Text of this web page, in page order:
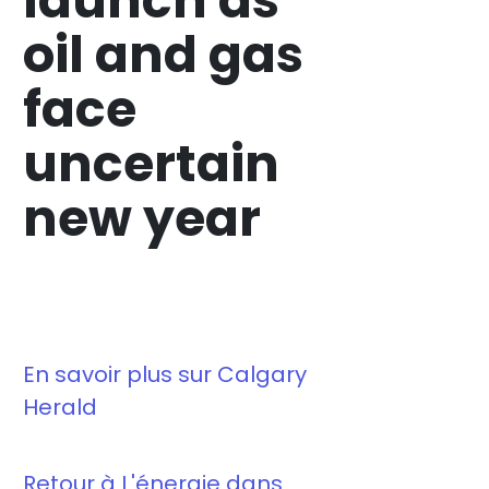
oil and gas
face
uncertain
new year
En savoir plus sur Calgary
Herald